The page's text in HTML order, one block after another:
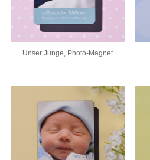
Unser Junge, Photo-Magnet